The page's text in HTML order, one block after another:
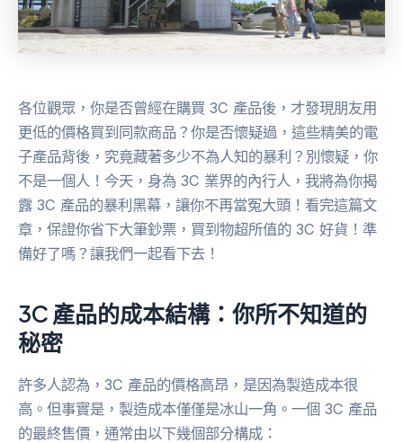
各位觀眾，你是否曾經在購買 3C 產品後，才發現朋友用
更低的價格買到同款商品？你是否懷疑過，這些精美的電
子產品背後，究竟藏著多少不為人知的暴利？別懷疑，你
不是一個人！今天，身為 3C 業界的內行人，我將為你揭
露 3C 產品的暴利黑幕，讓你不再當冤大頭！看完這篇文
章，保證你省下大筆鈔票，買到物超所值的 3C 好貨！準
備好了嗎？讓我們一起看下去！
3C 產品的成本結構：你所不知道的
秘密
許多人認為，3C 產品的價格高昂，是因為製造成本很
高。但事實是，製造成本僅僅是冰山一角。一個 3C 產品
的最終售價，通常由以下幾個部分構成：